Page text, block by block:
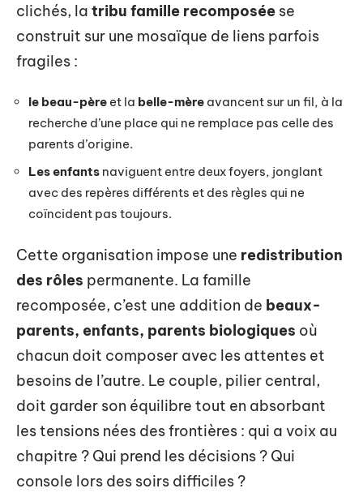
clichés, la tribu famille recomposée se
construit sur une mosaïque de liens parfois
fragiles :
le beau-père et la belle-mère avancent sur un fil, à la
recherche d’une place qui ne remplace pas celle des
parents d’origine.
Les enfants naviguent entre deux foyers, jonglant
avec des repères différents et des règles qui ne
coïncident pas toujours.
Cette organisation impose une redistribution
des rôles permanente. La famille
recomposée, c’est une addition de beaux-
parents, enfants, parents biologiques où
chacun doit composer avec les attentes et
besoins de l’autre. Le couple, pilier central,
doit garder son équilibre tout en absorbant
les tensions nées des frontières : qui a voix au
chapitre ? Qui prend les décisions ? Qui
console lors des soirs difficiles ?